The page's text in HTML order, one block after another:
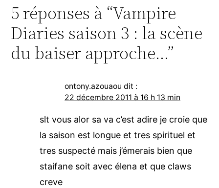
5 réponses à “Vampire
Diaries saison 3 : la scène
du baiser approche…”
ontony.azouaou dit :
22 décembre 2011 à 16 h 13 min
slt vous alor sa va c’est adire je croie que
la saison est longue et tres spirituel et
tres suspecté mais j’émerais bien que
staifane soit avec élena et que claws
creve